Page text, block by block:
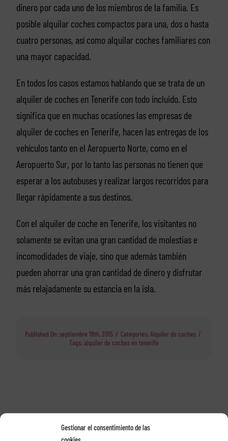
Gestionar el consentimiento de las
dinero por cada uno de los miembros de la familia. Es
posible alquilar coches compactos para una, dos o hasta
cuatro personas, así como alquilar coches familiares con
una mayor capacidad.
En todos los casos estamos hablando que se trata de un
alquiler de coches en Tenerife con todo incluido. Esto
significa que en muchas ocasiones las empresas de
alquiler de coches en Tenerife, hacen las entregas de los
vehículos tanto en el Aeropuerto Norte, como en el
Aeropuerto Sur, por lo tanto las personas no tienen que
esperar a los autobuses y realizar largos recorridos para
llegar rápidamente a sus destinos.
Con el alquiler de coche en Tenerife, los visitantes no
solamente se evitan una gran cantidad de molestias e
incomodidades de viaje, sino que además también
pueden ahorrar una gran cantidad de dinero y disfrutar
más relajadamente su estancia en la isla.
Published On: septiembre 18th, 2015 / Categories: Alquiler de coches /
Tags: alquiler de coches en tenerife
Alquile su coche con